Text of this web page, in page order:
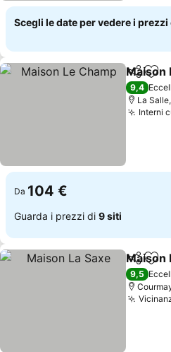
Scegli le date per vedere i prezzi
Maison
9,4
La
Interni
Da 104 €
Guarda i prezzi di 9 siti
Maison
9,5